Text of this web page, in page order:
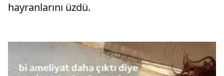
hayranlarını üzdü.